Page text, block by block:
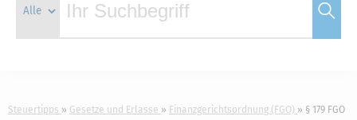

Steuertipps Gesetze und Erlasse Finanzgerichtsordnung (FGO)
§ 179 FGO